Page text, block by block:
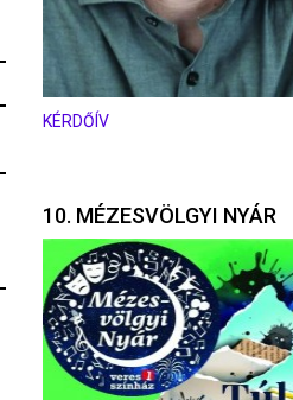
KÉRDŐÍV
10. MÉZESVÖLGYI NYÁR